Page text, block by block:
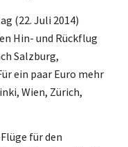
(22. Juli 2014)
Hin- und Rückflug
Salzburg,
ein paar Euro mehr
Wien, Zürich,
für den